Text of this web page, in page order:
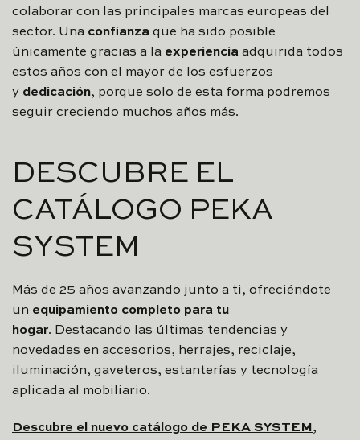
colaborar con las principales marcas europeas del
sector. Una confianza que ha sido posible
únicamente gracias a la experiencia adquirida todos
estos años con el mayor de los esfuerzos
y dedicación, porque solo de esta forma podremos
seguir creciendo muchos años más.
DESCUBRE EL
CATÁLOGO PEKA
SYSTEM
Más de 25 años avanzando junto a ti, ofreciéndote
un equipamiento completo para tu
hogar. Destacando las últimas tendencias y
novedades en accesorios, herrajes, reciclaje,
iluminación, gaveteros, estanterías y tecnología
aplicada al mobiliario.
Descubre el nuevo catálogo de PEKA SYSTEM ,